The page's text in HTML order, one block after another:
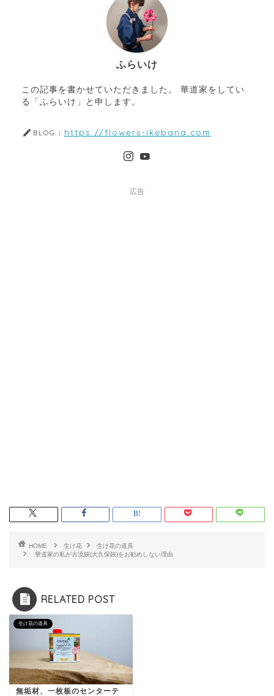
ふらいけ
この記事を書かせていただきました。 華道家をしてい
る「ふらいけ」と申します。
BLOG： https://flowers-ikebana.com
広告
HOME 生け花
生け花の道具
華道家の私が古流鋏(大久保鋏)をお勧めしない理由
RELATED POST
生け花の道具
無垢材、一枚板のセンターテ